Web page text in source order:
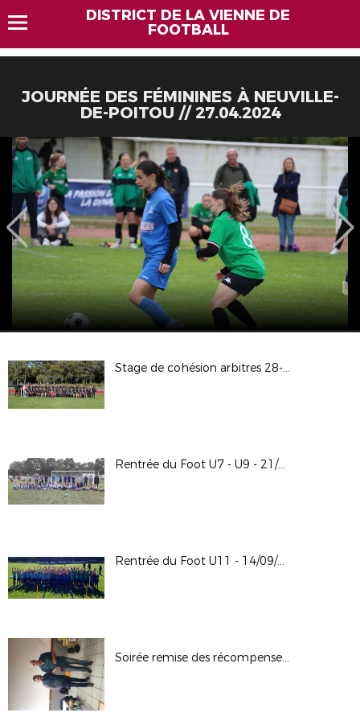
DISTRICT DE LA VIENNE DE
FOOTBALL
JOURNÉE DES FÉMININES À NEUVILLE-
DE-POITOU // 27.04.2024
Stage de cohésion arbitres 28-09-2024 au CREPS de Boivre
Rentrée du Foot U7 - U9 - 21/09/2024
Rentrée du Foot U11 - 14/09/2024
Soirée remise des récompenses 13-09-2024 à Bonnes